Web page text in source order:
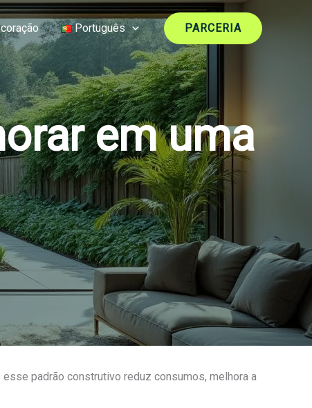
Português PARCERIA
em uma
padrão construtivo reduz consumos, melhora a